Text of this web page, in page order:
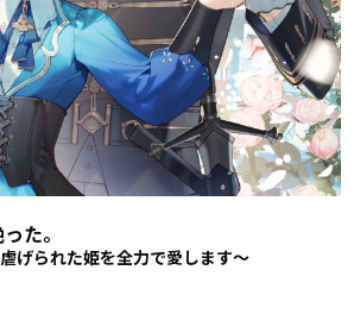
た。
げられた姫を全力で愛します～